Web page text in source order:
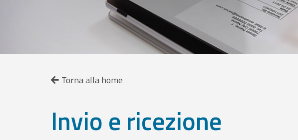
Torna alla home
Invio e ricezione